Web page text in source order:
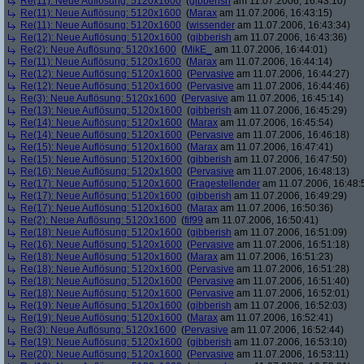
Re(11): Neue Auflösung: 5120x1600 (Marax am 11.07.2006, 16:43:15)
Re(11): Neue Auflösung: 5120x1600 (wissender am 11.07.2006, 16:43:34)
Re(12): Neue Auflösung: 5120x1600 (gibberish am 11.07.2006, 16:43:36)
Re(2): Neue Auflösung: 5120x1600 (MikE_
am 11.07.2006, 16:44:01)
Re(11): Neue Auflösung: 5120x1600 (Marax am 11.07.2006, 16:44:14)
Re(12): Neue Auflösung: 5120x1600 (Pervasive am 11.07.2006, 16:44:27)
Re(12): Neue Auflösung: 5120x1600 (Pervasive am 11.07.2006, 16:44:46)
Re(3): Neue Auflösung: 5120x1600 (Pervasive am 11.07.2006, 16:45:14)
Re(13): Neue Auflösung: 5120x1600 (gibberish am 11.07.2006, 16:45:29)
Re(14): Neue Auflösung: 5120x1600 (Marax am 11.07.2006, 16:45:54)
Re(14): Neue Auflösung: 5120x1600 (Pervasive am 11.07.2006, 16:46:18)
Re(15): Neue Auflösung: 5120x1600 (Marax am 11.07.2006, 16:47:41)
Re(15): Neue Auflösung: 5120x1600 (gibberish am 11.07.2006, 16:47:50)
Re(16): Neue Auflösung: 5120x1600 (Pervasive am 11.07.2006, 16:48:13)
Re(17): Neue Auflösung: 5120x1600 (Fragestellender am 11.07.2006,
Re(17): Neue Auflösung: 5120x1600 (gibberish am 11.07.2006, 16:49:29)
Re(17): Neue Auflösung: 5120x1600 (Marax am 11.07.2006, 16:50:36)
Re(2): Neue Auflösung: 5120x1600 (fif99 am 11.07.2006, 16:50:41)
Re(18): Neue Auflösung: 5120x1600 (gibberish am 11.07.2006, 16:51:09)
Re(16): Neue Auflösung: 5120x1600 (Pervasive am 11.07.2006, 16:51:18)
Re(18): Neue Auflösung: 5120x1600 (Marax am 11.07.2006, 16:51:23)
Re(18): Neue Auflösung: 5120x1600 (Pervasive am 11.07.2006, 16:51:28)
Re(18): Neue Auflösung: 5120x1600 (Pervasive am 11.07.2006, 16:51:40)
Re(18): Neue Auflösung: 5120x1600 (Pervasive am 11.07.2006, 16:52:01)
Re(19): Neue Auflösung: 5120x1600 (gibberish am 11.07.2006, 16:52:03)
Re(19): Neue Auflösung: 5120x1600 (Marax am 11.07.2006, 16:52:41)
Re(3): Neue Auflösung: 5120x1600 (Pervasive am 11.07.2006, 16:52:44)
Re(19): Neue Auflösung: 5120x1600 (gibberish am 11.07.2006, 16:53:10)
Re(20): Neue Auflösung: 5120x1600 (Pervasive am 11.07.2006, 16:53:11)